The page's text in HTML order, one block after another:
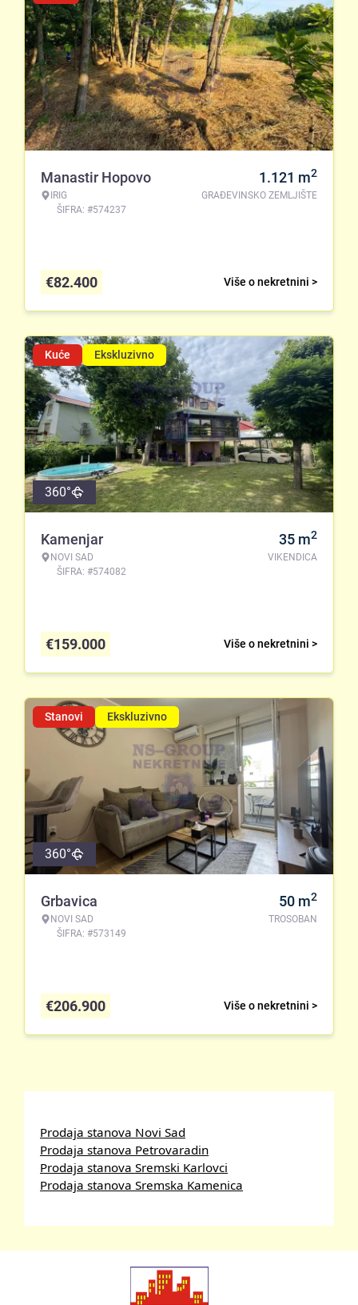
Manastir Hopovo
IRIG
ŠIFRA: #574237
1.121 m2
GRAĐEVINSKO ZEMLJIŠTE
Više o nekretnini >
€82.400
Kuće Ekskluzivno
360°
Kamenjar
NOVI SAD
ŠIFRA: #574082
35 m2
VIKENDICA
Više o nekretnini >
€159.000
Stanovi Ekskluzivno
360°
Grbavica
NOVI SAD
ŠIFRA: #573149
50 m2
TROSOBAN
Više o nekretnini >
€206.900
Prodaja stanova Novi Sad
Prodaja stanova Petrovaradin
Prodaja stanova Sremski Karlovci
Prodaja stanova Sremska Kamenica